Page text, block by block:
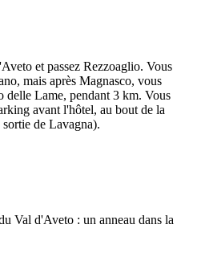
et passez Rezzoaglio. Vous
mais après Magnasco, vous
delle Lame, pendant 3 km. Vous
avant l'hôtel, au bout de la
de Lavagna).
Val d'Aveto : un anneau dans la